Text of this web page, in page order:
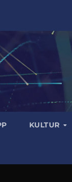
KULTUR